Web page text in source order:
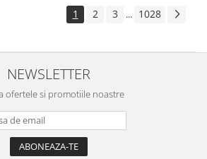
Craciun
de furtun
1 2 3 ... 1028
NEWSLETTER
ofertele si promotiile noastre